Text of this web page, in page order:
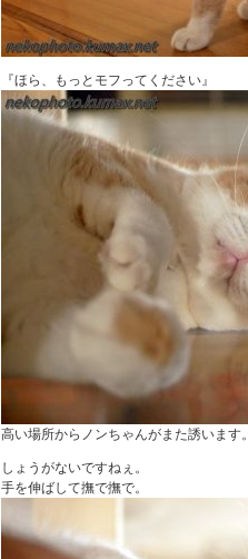
『ほら、もっとモフってください』
高い場所からノンちゃんがまた誘います。
しょうがないですねぇ。
手を伸ばして撫で撫で。